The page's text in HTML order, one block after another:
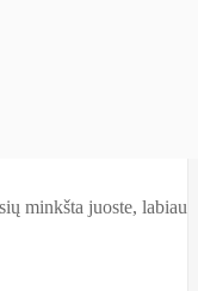
minkšta juoste, labiau